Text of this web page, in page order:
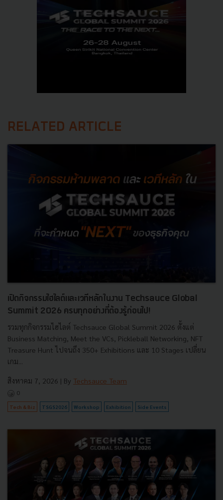
RELATED ARTICLE
เปิดกิจกรรมไฮไลต์และเวทีหลักในงาน Techsauce Global
Summit 2026 ครบทุกอย่างที่ต้องรู้ก่อนไป!
รวมทุกกิจกรรมไฮไลต์ Techsauce Global Summit 2026 ตั้งแต่
Business Matching, Meet the VCs, Pickleball Networking, NFT
Treasure Hunt ไปจนถึง 350+ Exhibitions และ 10 Stages เปลี่ยน
เกม...
สิงหาคม 7, 2026 | By Techsauce Team
0
Tech & Biz TSGS2026 Workshop Exhibition Side Events